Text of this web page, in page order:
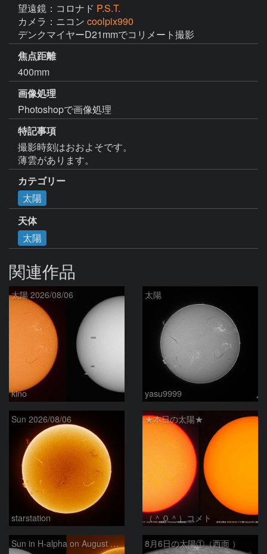
望遠鏡：コロナド P.S.T.
カメラ：ニコン coolpix990
デンクマイヤーD21mmでコリメート撮影
焦点距離
400mm
画像処理
Photoshopで画像処理
特記事項
撮影時刻はおおよそです。
薄雲があります。
カテゴリー
太陽
天体
太陽
関連作品
太陽 2026/08/06
kino
太陽
yasu9999
Sun 2026/08/06
starstation
★本日の太陽★
（＾０＾）コメト
Sun in H-alpha on August 6, 2026 8月6日の太陽①（西面 ）